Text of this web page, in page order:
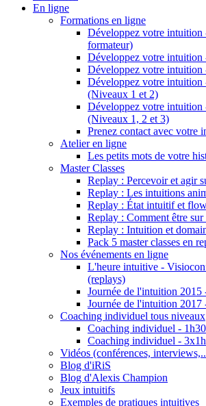
En ligne
Formations en ligne
Développez votre intuition
formateur)
Développez votre intuition
Développez votre intuition
Développez votre intuition
(Niveaux 1 et 2)
Développez votre intuition
(Niveaux 1, 2 et 3)
Prenez contact avec votre
Atelier en ligne
Les petits mots de votre
Master Classes
Replay : Percevoir et agir
Replay : Les intuitions
Replay : État intuitif et
Replay : Comment être
Replay : Intuition et
Pack 5 master classes en
Nos événements en ligne
L'heure intuitive -
(replays)
Journée de l'intuition 2015
Journée de l'intuition 2017
Coaching individuel tous niveaux
Coaching individuel - 1h30
Coaching individuel -
Vidéos (conférences,
Blog d'iRiS
Blog d'Alexis Champion
Jeux intuitifs
Exemples de pratiques intuitives